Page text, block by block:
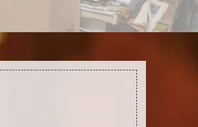
Débarras de maison 79